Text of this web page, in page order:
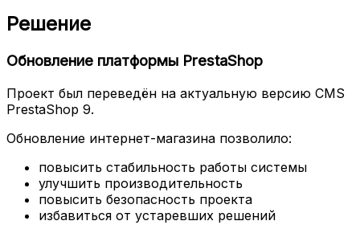
Решение
Обновление платформы PrestaShop
Проект был переведён на актуальную версию CMS
PrestaShop 9.
Обновление интернет-магазина позволило:
повысить стабильность работы системы
улучшить производительность
повысить безопасность проекта
избавиться от устаревших решений